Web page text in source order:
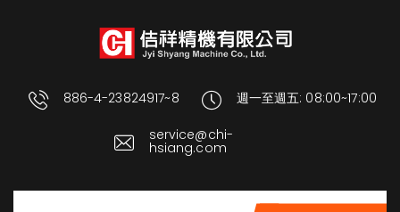
886-4-23824917~8 週一至週五: 08:00~17:00
service@chi-
hsiang.com